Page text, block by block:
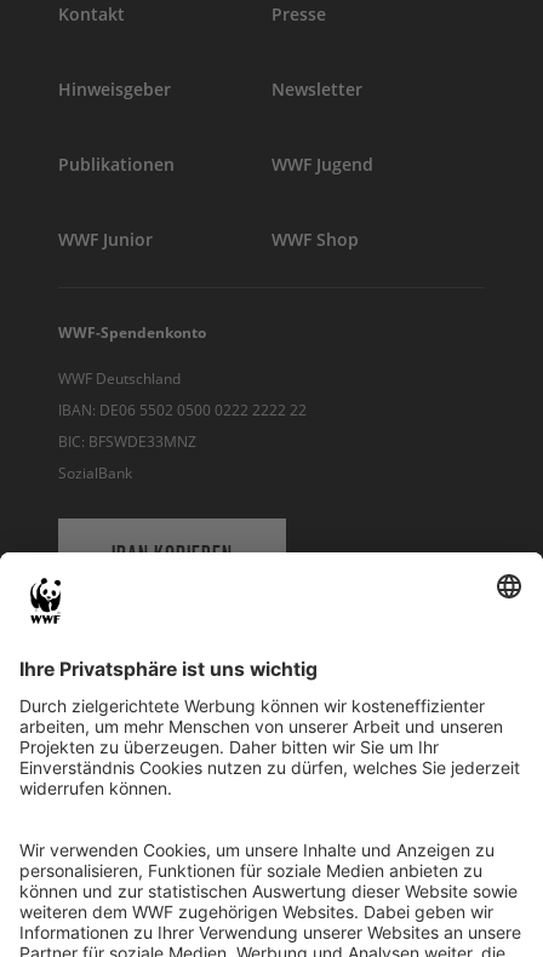
Kontakt Presse
Hinweisgeber Newsletter
Publikationen WWF Jugend
WWF Junior WWF Shop
WWF-Spendenkonto
WWF Deutschland
IBAN: DE06 5502 0500 0222 2222 22
BIC: BFSWDE33MNZ
SozialBank
IBAN KOPIEREN
WWF Deutschland
Reinhardtstr. 18
10117 Berlin
Ihre Spende kann steuerlich geltend gemacht werden
Registriert als Stiftung WWF Deutschland, Senatsverwaltung für
Justiz Berlin, Az: 3416/976/2